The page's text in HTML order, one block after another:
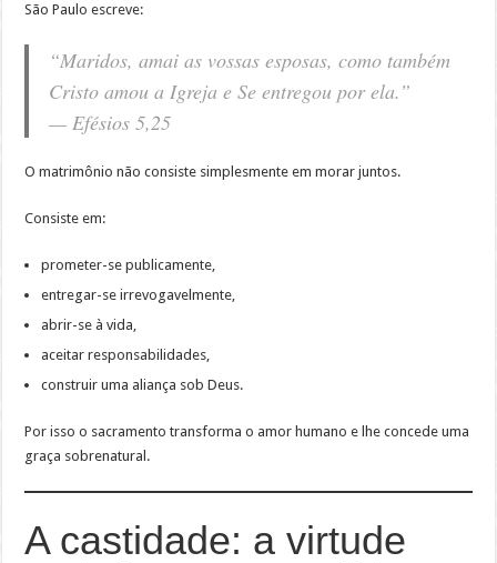
São Paulo escreve:
“Maridos, amai as vossas esposas, como também
Cristo amou a Igreja e Se entregou por ela.”
— Efésios 5,25
O matrimônio não consiste simplesmente em morar juntos.
Consiste em:
prometer-se publicamente,
entregar-se irrevogavelmente,
abrir-se à vida,
aceitar responsabilidades,
construir uma aliança sob Deus.
Por isso o sacramento transforma o amor humano e lhe concede uma
graça sobrenatural.
A castidade: a virtude